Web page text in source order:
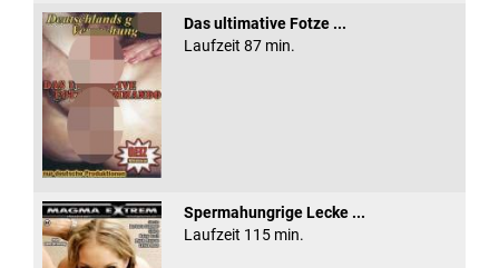
Das ultimative Fotze ...
Laufzeit 87 min.
Spermahungrige Lecke ...
Laufzeit 115 min.